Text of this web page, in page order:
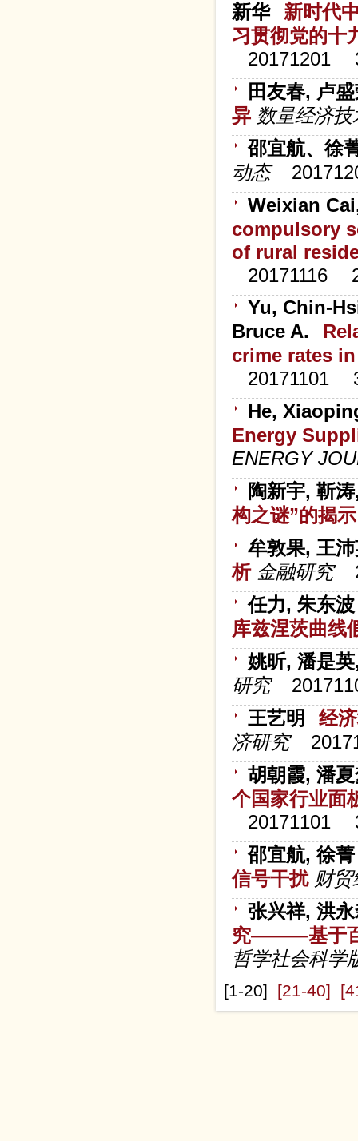
新华
新时代
习贯彻党的十
20171201
田友春, 卢
异 数量经济
邵宜航、徐
动态
Weixian
compulsory
of rural
20171116
Yu, Chin-
Bruce A.
crime rates
20171101
He,
Energy
ENERGY
陶新宇, 靳
构之谜”的揭示
牟敦果, 王
析 金融研究
任力, 朱东波
库兹涅茨曲线
姚昕, 潘是
研究
王艺明
经
济研究
胡朝霞, 潘
个国家行业面
20171101
邵宜航, 徐菁
信号干扰 财
张兴祥, 洪
究———基于百
哲学社会科学
[1-20] [21-40]